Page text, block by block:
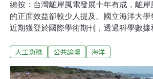
編按：台灣離岸風電發展十年有成，離
的正面效益卻較少人提及。國立海洋大學
近期獲登於國際學術期刊，透過科學數據
者，親自撰文介紹其研究的背景及發現，
溝通協調和環評委員嚴謹的環評審查，
人工魚礁 公共論壇 海洋